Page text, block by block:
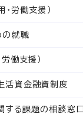
・労働支援）
の就職
労働支援）
活資金融資制度
する課題の相談窓